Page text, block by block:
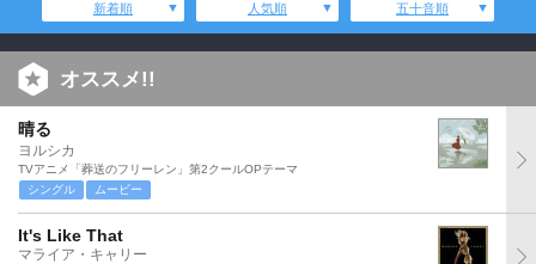
新着順 人気順 五十音順
オススメ!!
晴る
ヨルシカ
TVアニメ「葬送のフリーレン」第2クールOPテーマ
シングル
ムービー
It's Like That
マライア・キャリー